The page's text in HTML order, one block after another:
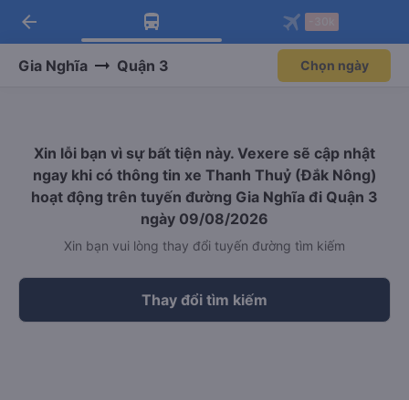
Tải app Vexere ngay!
Nhận ưu đãi thành viên độc
Mở app
Tải app Vexere
-30k/ghế khi đặt vé máy bay qua
Mở app
arrow_back
Gia Nghĩa Quận 3 Chọn ngày
Xin lỗi bạn vì sự bất tiện này. Vexere sẽ cập nhật
ngay khi có thông tin xe Thanh Thuỷ (Đắk Nông)
hoạt động trên tuyến đường Gia Nghĩa đi Quận 3
ngày 09/08/2026
Xin bạn vui lòng thay đổi tuyến đường tìm kiếm
Thay đổi tìm kiếm